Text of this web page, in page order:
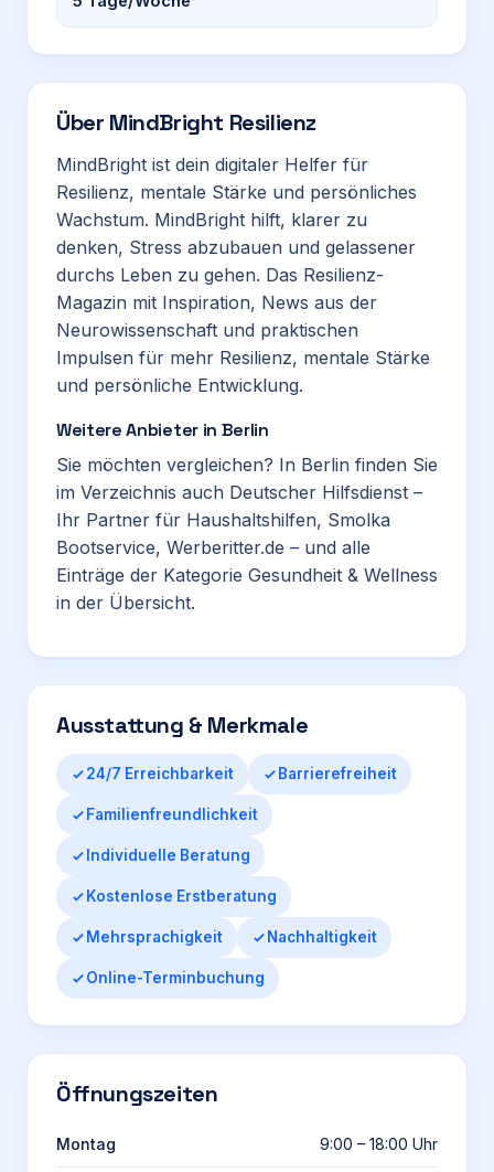
Über MindBright Resilienz
MindBright ist dein digitaler Helfer für
Resilienz, mentale Stärke und persönliches
Wachstum. MindBright hilft, klarer zu
denken, Stress abzubauen und gelassener
durchs Leben zu gehen. Das Resilienz-
Magazin mit Inspiration, News aus der
Neurowissenschaft und praktischen
Impulsen für mehr Resilienz, mentale Stärke
und persönliche Entwicklung.
Weitere Anbieter in Berlin
Sie möchten vergleichen? In Berlin finden Sie
im Verzeichnis auch Deutscher Hilfsdienst –
Ihr Partner für Haushaltshilfen, Smolka
Bootservice, Werberitter.de – und alle
Einträge der Kategorie Gesundheit & Wellness
in der Übersicht.
Ausstattung & Merkmale
24/7 Erreichbarkeit Barrierefreiheit
Familienfreundlichkeit
Individuelle Beratung
Kostenlose Erstberatung
Mehrsprachigkeit Nachhaltigkeit
Online-Terminbuchung
Öffnungszeiten
Montag 9:00 – 18:00 Uhr